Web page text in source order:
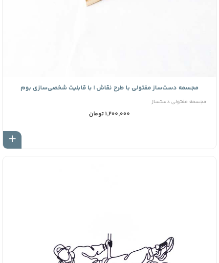
مجسمه دست‌ساز مفتولی با طرح نقاش | با قابلیت شخصی‌سازی بوم
مجسمه مفتولی دستساز
1,200,000 تومان